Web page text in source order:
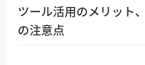
ツール活用のメリット
の注意点